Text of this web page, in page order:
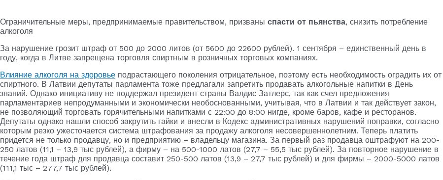
Ограничительные меры, предпринимаемые правительством, призваны спасти от пьянства, снизить потребление
алкоголя
За нарушение грозит штраф от 500 до 2000 литов (от 5600 до 22600 рублей). 1 сентября – единственный день в
году, когда в Литве запрещена торговля спиртным в розничных торговых компаниях.
Влияние алкоголя на здоровье подрастающего поколения отрицательное, поэтому есть необходимость оградить их от
спиртного. В Латвии депутаты парламента тоже предлагали запретить продавать алкогольные напитки в День
знаний. Однако инициативу не поддержал президент страны Валдис Затлерс, так как счел предложения
парламентариев непродуманными и экономически необоснованными, учитывая, что в Латвии и так действует закон,
не позволяющий торговать горячительными напитками с 22:00 до 8:00 нигде, кроме баров, кафе и ресторанов.
Депутаты однако нашли способ закрутить гайки и внесли в Кодекс административных нарушений поправки, согласно
которым резко ужесточается система штрафования за продажу алкоголя несовершеннолетним. Теперь платить
придется не только продавцу, но и предприятию – владельцу магазина. За первый раз продавца оштрафуют на 200-
250 латов (11,1 – 13,9 тыс рублей), а фирму – на 500-1000 латов (27,7 – 55,5 тыс рублей). За повторное нарушение в
течение года штраф для продавца составит 250-500 латов (13,9 – 27,7 тыс рублей) и для фирмы – 2000-5000 латов
(111,1 тыс – 277,7 тыс рублей).